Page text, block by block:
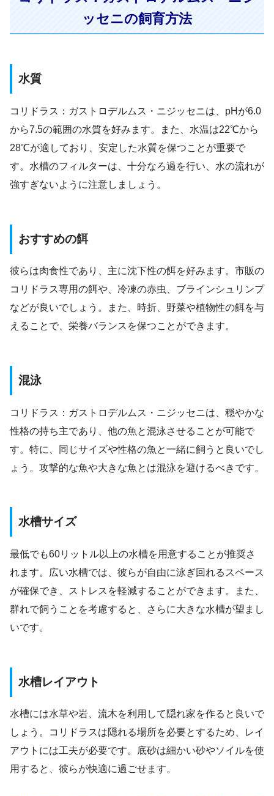
ッセニの飼育方法
水質
コリドラス：ガストロデルムス・ニジッセニは、pHが6.0
から7.5の範囲の水質を好みます。また、水温は22℃から
28℃が適しており、安定した水質を保つことが重要で
す。水槽のフィルターは、十分なろ過を行い、水の流れが
強すぎないように注意しましょう。
おすすめの餌
彼らは肉食性であり、主に沈下性の餌を好みます。市販の
コリドラス専用の餌や、冷凍の赤虫、ブラインシュリンプ
などが良いでしょう。また、時折、野菜や植物性の餌を与
えることで、栄養バランスを保つことができます。
混泳
コリドラス：ガストロデルムス・ニジッセニは、穏やかな
性格の持ち主であり、他の魚と混泳させることが可能で
す。特に、同じサイズや性格の魚と一緒に飼うと良いでし
ょう。攻撃的な魚や大きな魚とは混泳を避けるべきです。
水槽サイズ
最低でも60リットル以上の水槽を用意することが推奨さ
れます。広い水槽では、彼らが自由に泳ぎ回れるスペース
が確保でき、ストレスを軽減することができます。また、
群れで飼うことを考慮すると、さらに大きな水槽が望まし
いです。
水槽レイアウト
水槽には水草や岩、流木を利用して隠れ家を作ると良いで
しょう。コリドラスは隠れる場所を必要とするため、レイ
アウトには工夫が必要です。底砂は細かい砂やソイルを使
用すると、彼らが快適に過ごせます。